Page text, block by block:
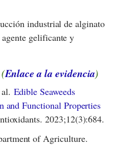
industrial de alginato
gelificante y
Enlace a la evidencia)
Edible Seaweeds
and Functional Properties
2023;12(3):684.
of Agriculture.